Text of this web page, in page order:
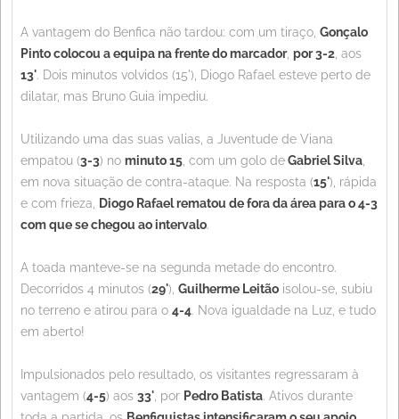
A vantagem do Benfica não tardou: com um tiraço, Gonçalo
Pinto colocou a equipa na frente do marcador, por 3-2 , aos
13'. Dois minutos volvidos (15'), Diogo Rafael esteve perto de
dilatar, mas Bruno Guia impediu.
Utilizando uma das suas valias, a Juventude de Viana
empatou (3-3) no minuto 15 , com um golo deGabriel Silva
em nova situação de contra-ataque. Na resposta (15'), rápida
e com frieza, Diogo Rafael rematou de fora da área para o 4-3
com que se chegou ao intervalo.
A toada manteve-se na segunda metade do encontro.
Decorridos 4 minutos (29'), Guilherme Leitão isolou-se, subiu
no terreno e atirou para o 4-4. Nova igualdade na Luz, e tudo
em aberto!
Impulsionados pelo resultado, os visitantes regressaram à
vantagem (4-5) aos 33' , por Pedro Batista. Ativos durante